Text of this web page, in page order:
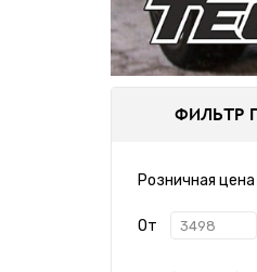
ФИЛЬТР
Розничная цена
От